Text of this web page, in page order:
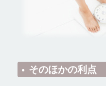
そのほかの利点